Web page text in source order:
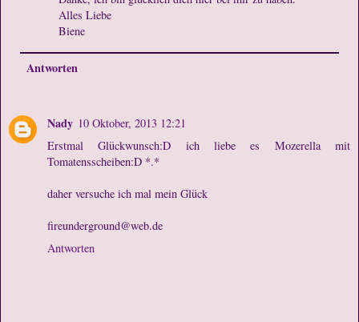
Alles Liebe
Biene
Antworten
Nady 10 Oktober, 2013 12:21
Erstmal Glückwunsch:D ich liebe es Mozerella mit
Tomatensscheiben:D *.*
daher versuche ich mal mein Glück
fireunderground@web.de
Antworten